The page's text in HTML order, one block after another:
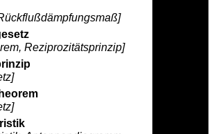
Reziprozitätsprinzip]